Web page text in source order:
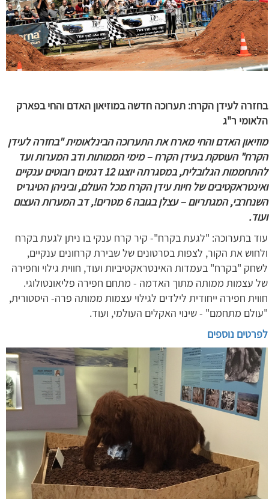
בחזרה לעידן הקרח: תערוכה חדשה במוזיאון האדם והחי בפארק
הלאומי ר"ג
מוזיאון האדם והחי מארח את התערוכה הבינלאומית "בחזרה לעידן
הקרח" העוסקת בעידן הקרח – מימי הממותות ודב המערות ועד
להתחממות הגלובלית, במסגרתה יוצגו 12 דגמים רובוטים ענקיים
ואינטראקטיבים של חיות עידן הקרח מכל העולם, וביניהן הטיגריס
השנחרבי, המגתריום – עצלן בגובה 6 מטרים!, דב המערות העצום
ועוד.
עוד בתערוכה: "לגעת בקרח"- קיר קרח ענקי בו ניתן לגעת בקרח
ולחוש את הקור, לצפות בסרטונים של שבירת קרחונים ענקיים,
לשחק "בקרח" בעמדות האינטראקטיביות ועוד, חווית גילוי וחפירה
של עצמות ממותה מתוך האדמה - מתחם חפירה פליאונטולוגי.
חווית חפירה ייחודית לילדים לגילוי עצמות ממותה פרה- היסטורית,
"עולם מתחמם" - שינוי האקלים העולמי, ועוד.
לפרטים נוספים